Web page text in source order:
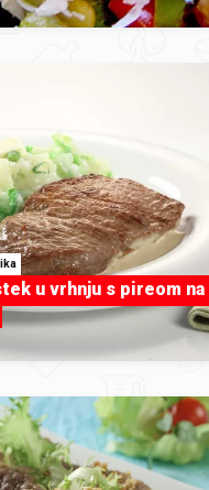
u vrhnju s pireom na